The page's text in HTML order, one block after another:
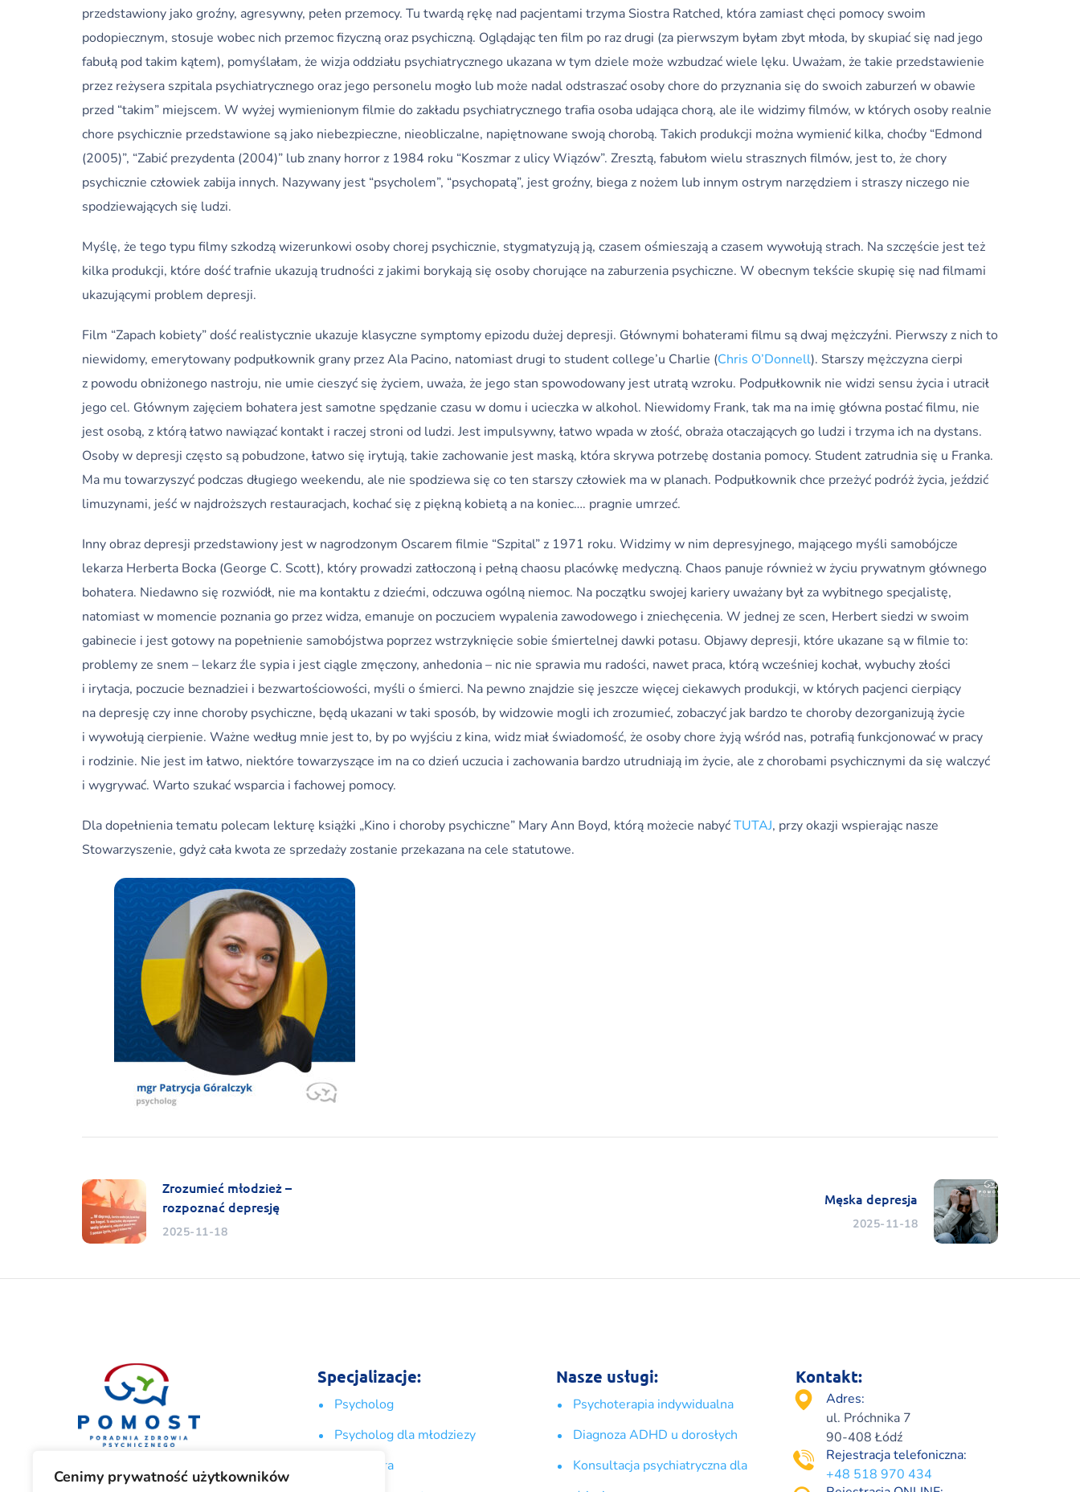
Cenimy prywatność użytkowników
przedstawiony jako groźny, agresywny, pełen przemocy. Tu twardą rękę nad pacjentami trzyma Siostra Ratched, która zamiast chęci pomocy swoim
podopiecznym, stosuje wobec nich przemoc fizyczną oraz psychiczną. Oglądając ten film po raz drugi (za pierwszym byłam zbyt młoda, by skupiać się nad jego
fabułą pod takim kątem), pomyślałam, że wizja oddziału psychiatrycznego ukazana w tym dziele może wzbudzać wiele lęku. Uważam, że takie przedstawienie
przez reżysera szpitala psychiatrycznego oraz jego personelu mogło lub może nadal odstraszać osoby chore do przyznania się do swoich zaburzeń w obawie
przed “takim” miejscem. W wyżej wymienionym filmie do zakładu psychiatrycznego trafia osoba udająca chorą, ale ile widzimy filmów, w których osoby realnie
chore psychicznie przedstawione są jako niebezpieczne, nieobliczalne, napiętnowane swoją chorobą. Takich produkcji można wymienić kilka, choćby “Edmond
(2005)”, “Zabić prezydenta (2004)” lub znany horror z 1984 roku “Koszmar z ulicy Wiązów”. Zresztą, fabułom wielu strasznych filmów, jest to, że chory
psychicznie człowiek zabija innych. Nazywany jest “psycholem”, “psychopatą”, jest groźny, biega z nożem lub innym ostrym narzędziem i straszy niczego nie
spodziewających się ludzi.
Myślę, że tego typu filmy szkodzą wizerunkowi osoby chorej psychicznie, stygmatyzują ją, czasem ośmieszają a czasem wywołują strach. Na szczęście jest też
kilka produkcji, które dość trafnie ukazują trudności z jakimi borykają się osoby chorujące na zaburzenia psychiczne. W obecnym tekście skupię się nad filmami
ukazującymi problem depresji.
Film “Zapach kobiety” dość realistycznie ukazuje klasyczne symptomy epizodu dużej depresji. Głównymi bohaterami filmu są dwaj mężczyźni. Pierwszy z nich to
niewidomy, emerytowany podpułkownik grany przez Ala Pacino, natomiast drugi to student college’u Charlie (Chris O’Donnell). Starszy mężczyzna cierpi
z powodu obniżonego nastroju, nie umie cieszyć się życiem, uważa, że jego stan spowodowany jest utratą wzroku. Podpułkownik nie widzi sensu życia i utracił
jego cel. Głównym zajęciem bohatera jest samotne spędzanie czasu w domu i ucieczka w alkohol. Niewidomy Frank, tak ma na imię główna postać filmu, nie
jest osobą, z którą łatwo nawiązać kontakt i raczej stroni od ludzi. Jest impulsywny, łatwo wpada w złość, obraża otaczających go ludzi i trzyma ich na dystans.
Osoby w depresji często są pobudzone, łatwo się irytują, takie zachowanie jest maską, która skrywa potrzebę dostania pomocy. Student zatrudnia się u Franka.
Ma mu towarzyszyć podczas długiego weekendu, ale nie spodziewa się co ten starszy człowiek ma w planach. Podpułkownik chce przeżyć podróż życia, jeździć
limuzynami, jeść w najdroższych restauracjach, kochać się z piękną kobietą a na koniec…. pragnie umrzeć.
Inny obraz depresji przedstawiony jest w nagrodzonym Oscarem filmie “Szpital” z 1971 roku. Widzimy w nim depresyjnego, mającego myśli samobójcze
lekarza Herberta Bocka (George C. Scott), który prowadzi zatłoczoną i pełną chaosu placówkę medyczną. Chaos panuje również w życiu prywatnym głównego
bohatera. Niedawno się rozwiódł, nie ma kontaktu z dziećmi, odczuwa ogólną niemoc. Na początku swojej kariery uważany był za wybitnego specjalistę,
natomiast w momencie poznania go przez widza, emanuje on poczuciem wypalenia zawodowego i zniechęcenia. W jednej ze scen, Herbert siedzi w swoim
gabinecie i jest gotowy na popełnienie samobójstwa poprzez wstrzyknięcie sobie śmiertelnej dawki potasu. Objawy depresji, które ukazane są w filmie to:
problemy ze snem – lekarz źle sypia i jest ciągle zmęczony, anhedonia – nic nie sprawia mu radości, nawet praca, którą wcześniej kochał, wybuchy złości
i irytacja, poczucie beznadziei i bezwartościowości, myśli o śmierci. Na pewno znajdzie się jeszcze więcej ciekawych produkcji, w których pacjenci cierpiący
na depresję czy inne choroby psychiczne, będą ukazani w taki sposób, by widzowie mogli ich zrozumieć, zobaczyć jak bardzo te choroby dezorganizują życie
i wywołują cierpienie. Ważne według mnie jest to, by po wyjściu z kina, widz miał świadomość, że osoby chore żyją wśród nas, potrafią funkcjonować w pracy
i rodzinie. Nie jest im łatwo, niektóre towarzyszące im na co dzień uczucia i zachowania bardzo utrudniają im życie, ale z chorobami psychicznymi da się walczyć
i wygrywać. Warto szukać wsparcia i fachowej pomocy.
Dla dopełnienia tematu polecam lekturę książki „Kino i choroby psychiczne” Mary Ann Boyd, którą możecie nabyćTUTAJ, przy okazji wspierając nasze
Stowarzyszenie, gdyż cała kwota ze sprzedaży zostanie przekazana na cele statutowe.
Zrozumieć młodzież –
rozpoznać depresję
2025-11-18
Męska depresja
2025-11-18
przez Stowarzyszenie Młodzieży
Specjalizacje:
Psycholog
Psycholog dla młodziezy
Psychiatra
Nasze usługi:
Psychoterapia indywidualna
Diagnoza ADHD u dorosłych
Konsultacja psychiatryczna dla
Kontakt:
Adres:
ul. Próchnika 7
90-408 Łódź
Rejestracja telefoniczna:
+48 518 970 434